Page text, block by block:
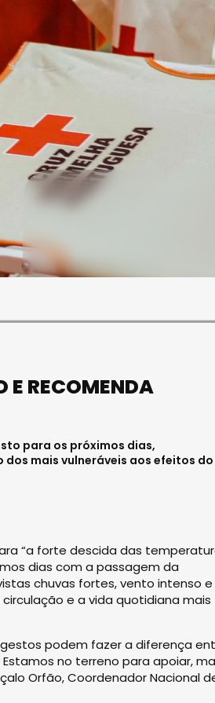
E RECOMENDA
para os próximos dias,
mais vulneráveis aos efeitos
“a forte descida das
dias com a passagem da
chuvas fortes, vento intenso e
e a vida quotidiana mais
podem fazer a diferença
no terreno para apoiar,
Orfão, Coordenador Nacional
SOCIEDADE
FALECEU PAULA ALMEIDA,
HOSPITAL DE VISEU
Julho 27, 2026 . 11:00